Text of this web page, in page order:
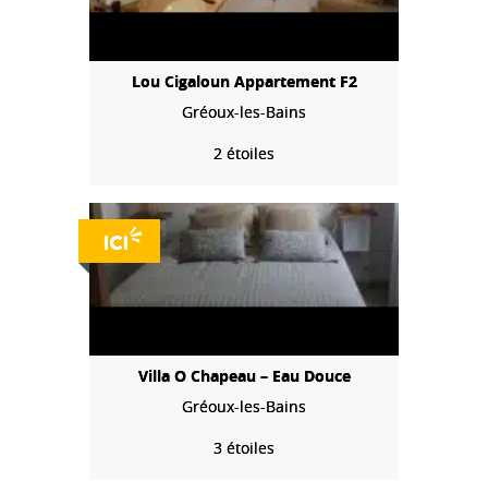
Lou Cigaloun Appartement F2
Gréoux-les-Bains
2 étoiles
Villa O Chapeau – Eau Douce
Gréoux-les-Bains
3 étoiles